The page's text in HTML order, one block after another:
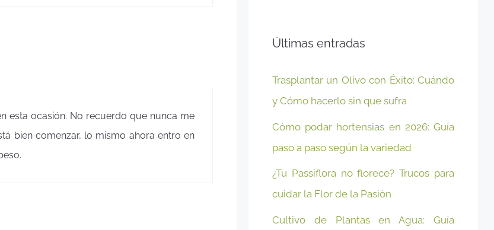
esta ocasión. No recuerdo que nunca me
bien comenzar, lo mismo ahora entro en
Últimas entradas
Trasplantar un Olivo con Éxito: Cuándo
y Cómo hacerlo sin que sufra
Cómo podar hortensias en 2026: Guía
paso a paso según la variedad
¿Tu Passiflora no florece? Trucos para
cuidar la Flor de la Pasión
Cultivo de Plantas en Agua: Guía